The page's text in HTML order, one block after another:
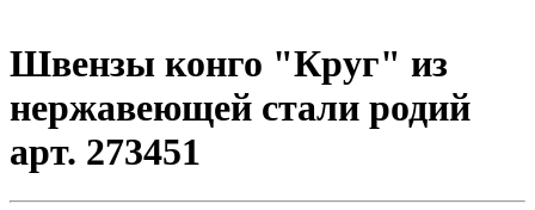
Швензы конго "Круг" из
нержавеющей стали родий
арт. 273451